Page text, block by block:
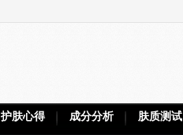
护肤心得 成分分析 肤质测试